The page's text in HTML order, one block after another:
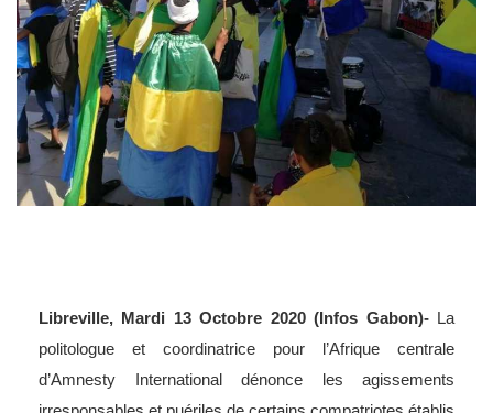
Libreville, Mardi 13 Octobre 2020 (Infos Gabon)-La
politologue et coordinatrice pour l’Afrique centrale
d’Amnesty International dénonce les agissements